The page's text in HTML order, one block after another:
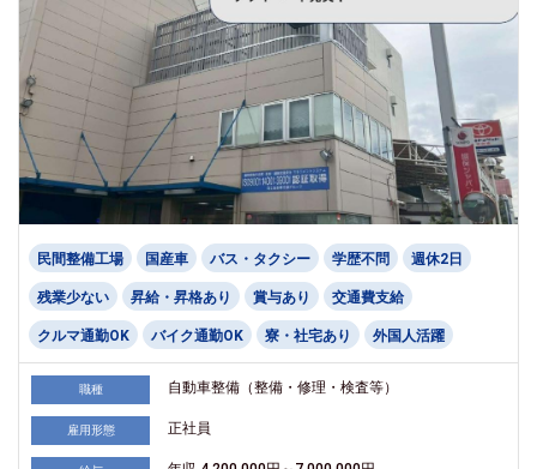
民間整備工場 国産車 バス・タクシー 学歴不問 週休2日
残業少ない 昇給・昇格あり 賞与あり 交通費支給
クルマ通勤OK バイク通勤OK 寮・社宅あり 外国人活躍
職種 自動車整備（整備・修理・検査等）
雇用形態 正社員